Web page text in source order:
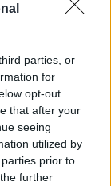
parties, or
for
opt-out
that after your
seeing
utilized by
prior to
further